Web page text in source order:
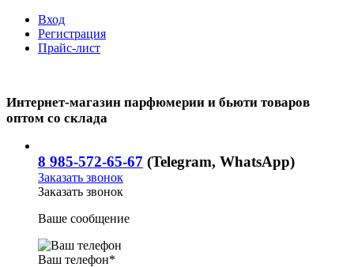
Вход
Регистрация
Прайс-лист
Интернет-магазин парфюмерии и бьюти товаров
оптом со склада
8 985-572-65-67 (Telegram, WhatsApp)
Заказать звонок
Заказать звонок
Ваше сообщение
Ваш телефон*